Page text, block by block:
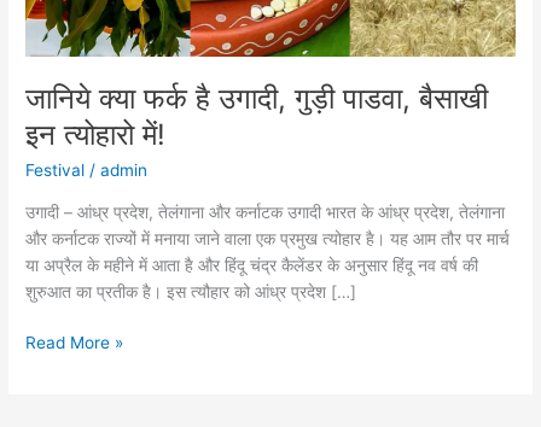
जानिये क्या फर्क है उगादी, गुड़ी पाडवा, बैसाखी
इन त्योहारो में!
Festival /admin
उगादी – आंध्र प्रदेश, तेलंगाना और कर्नाटक उगादी भारत के आंध्र प्रदेश, तेलंगाना
और कर्नाटक राज्यों में मनाया जाने वाला एक प्रमुख त्योहार है। यह आम तौर पर मार्च
या अप्रैल के महीने में आता है और हिंदू चंद्र कैलेंडर के अनुसार हिंदू नव वर्ष की
शुरुआत का प्रतीक है। इस त्यौहार को आंध्र प्रदेश […]
त्योहारो
Read More »